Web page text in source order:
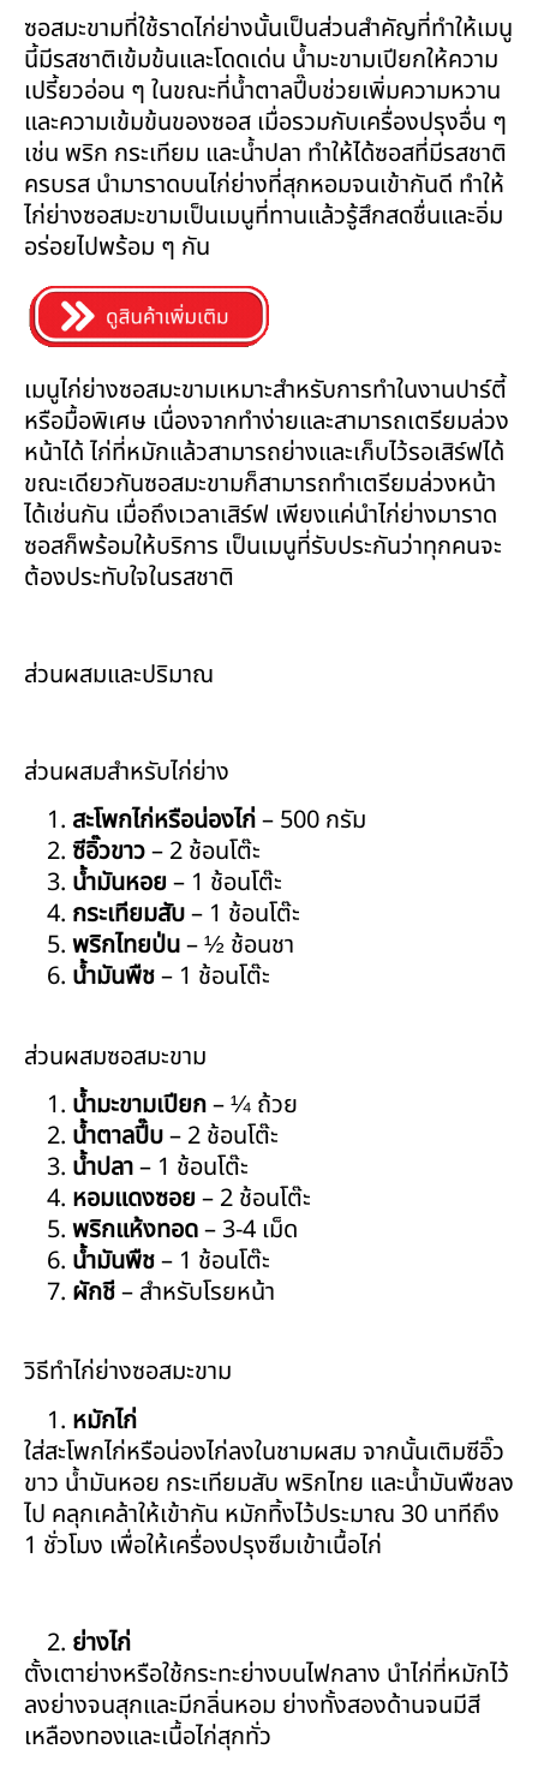
ซอสมะขามที่ใช้ราดไก่ย่างนั้นเป็นส่วนสำคัญที่ทำให้เมนู
นี้มีรสชาติเข้มข้นและโดดเด่น น้ำมะขามเปียกให้ความ
เปรี้ยวอ่อน ๆ ในขณะที่น้ำตาลปี๊บช่วยเพิ่มความหวาน
และความเข้มข้นของซอส เมื่อรวมกับเครื่องปรุงอื่น ๆ
เช่น พริก กระเทียม และน้ำปลา ทำให้ได้ซอสที่มีรสชาติ
ครบรส นำมาราดบนไก่ย่างที่สุกหอมจนเข้ากันดี ทำให้
ไก่ย่างซอสมะขามเป็นเมนูที่ทานแล้วรู้สึกสดชื่นและอิ่ม
อร่อยไปพร้อม ๆ กัน
เมนูไก่ย่างซอสมะขามเหมาะสำหรับการทำในงานปาร์ตี้
หรือมื้อพิเศษ เนื่องจากทำง่ายและสามารถเตรียมล่วง
หน้าได้ ไก่ที่หมักแล้วสามารถย่างและเก็บไว้รอเสิร์ฟได้
ขณะเดียวกันซอสมะขามก็สามารถทำเตรียมล่วงหน้า
ได้เช่นกัน เมื่อถึงเวลาเสิร์ฟ เพียงแค่นำไก่ย่างมาราด
ซอสก็พร้อมให้บริการ เป็นเมนูที่รับประกันว่าทุกคนจะ
ต้องประทับใจในรสชาติ
ส่วนผสมและปริมาณ
ส่วนผสมสำหรับไก่ย่าง
สะโพกไก่หรือน่องไก่– 500 กรัม
ซีอิ๊วขาว– 2 ช้อนโต๊ะ
น้ำมันหอย – 1 ช้อนโต๊ะ
กระเทียมสับ– 1 ช้อนโต๊ะ
พริกไทยป่น– ½ ช้อนชา
น้ำมันพืช– 1 ช้อนโต๊ะ
ส่วนผสมซอสมะขาม
น้ำมะขามเปียก– ¼ ถ้วย
น้ำตาลปี๊บ– 2 ช้อนโต๊ะ
น้ำปลา– 1 ช้อนโต๊ะ
หอมแดงซอย – 2 ช้อนโต๊ะ
พริกแห้งทอด– 3-4 เม็ด
น้ำมันพืช– 1 ช้อนโต๊ะ
ผักชี– สำหรับโรยหน้า
วิธีทำไก่ย่างซอสมะขาม
หมักไก่
ใส่สะโพกไก่หรือน่องไก่ลงในชามผสม จากนั้นเติมซีอิ๊ว
ขาว น้ำมันหอย กระเทียมสับ พริกไทย และน้ำมันพืชลง
ไป คลุกเคล้าให้เข้ากัน หมักทิ้งไว้ประมาณ 30 นาทีถึง
1 ชั่วโมง เพื่อให้เครื่องปรุงซึมเข้าเนื้อไก่
ย่างไก่
ตั้งเตาย่างหรือใช้กระทะย่างบนไฟกลาง นำไก่ที่หมักไว้
ลงย่างจนสุกและมีกลิ่นหอม ย่างทั้งสองด้านจนมีสี
เหลืองทองและเนื้อไก่สุกทั่ว